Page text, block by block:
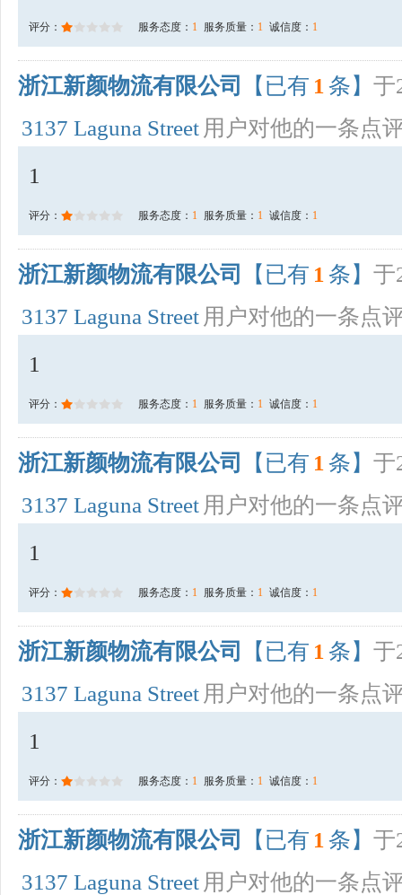
评分： 服务态度： 1 服务质量： 1 诚信度： 1
浙江新颜物流有限公司 【已有 1 条】 于
3137 Laguna Street 用户对他的一条点
1
评分： 服务态度： 1 服务质量： 1 诚信度： 1
浙江新颜物流有限公司 【已有 1 条】 于
3137 Laguna Street 用户对他的一条点
1
评分： 服务态度： 1 服务质量： 1 诚信度： 1
浙江新颜物流有限公司 【已有 1 条】 于
3137 Laguna Street 用户对他的一条点
1
评分： 服务态度： 1 服务质量： 1 诚信度： 1
浙江新颜物流有限公司 【已有 1 条】 于
3137 Laguna Street 用户对他的一条点
1
评分： 服务态度： 1 服务质量： 1 诚信度： 1
浙江新颜物流有限公司 【已有 1 条】 于
3137 Laguna Street 用户对他的一条点